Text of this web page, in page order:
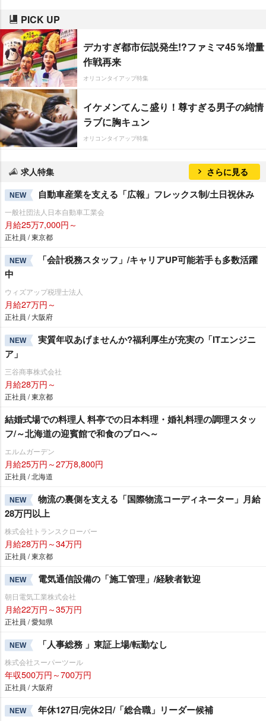
PICK UP
デカすぎ都市伝説発生!?ファミマ45％増量
作戦再来
オリコンタイアップ特集
イケメンてんこ盛り！尊すぎる男子の純情
ラブに胸キュン
オリコンタイアップ特集
求人特集 さらに見る
NEW 自動車産業を支える「広報」フレックス制/土日祝休み
一般社団法人日本自動車工業会
月給25万7,000円～
正社員 / 東京都
NEW
「会計税務スタッフ」/キャリアUP可能若手も多数活躍
中
ウィズアップ税理士法人
月給27万円～
正社員 / 大阪府
NEW
実質年収あげませんか?福利厚生が充実の「ITエンジニ
ア」
三谷商事株式会社
月給28万円～
正社員 / 東京都
結婚式場での料理人 料亭での日本料理・婚礼料理の調理スタッ
フ/～北海道の迎賓館で和食のプロへ～
エルムガーデン
月給25万円～27万8,800円
正社員 / 北海道
NEW
物流の裏側を支える「国際物流コーディネーター」月給
28万円以上
株式会社トランスクローバー
月給28万円～34万円
正社員 / 東京都
NEW 電気通信設備の「施工管理」/経験者歓迎
朝日電気工業株式会社
月給22万円～35万円
正社員 / 愛知県
NEW 「人事総務 」東証上場/転勤なし
株式会社スーパーツール
年収500万円～700万円
正社員 / 大阪府
NEW 年休127日/完休2日/「総合職」リーダー候補